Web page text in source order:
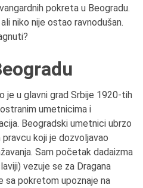
pokreta u Beogradu.
niko nije ostao ravnodušan.
je u glavni grad Srbije 1920-tih
umetnicima i
Beogradski umetnici ubrzo
koji je dozvoljavao
Sam početak dadaizma
vezuje se za Dragana
sa pokretom upoznaje na